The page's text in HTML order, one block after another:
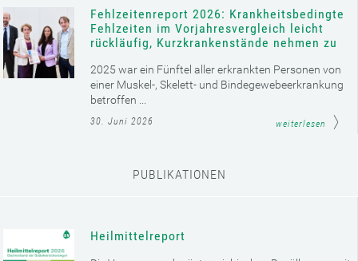
Fehlzeitenreport 2026: Krankheitsbedingte
Fehlzeiten im Vorjahresvergleich leicht
rückläufig, Kurzkrankenstände nehmen zu
2025 war ein Fünftel aller erkrankten Personen von
einer Muskel-, Skelett- und Bindegewebeerkrankung
betroffen ...
30. Juni 2026 weiterlesen
PUBLIKATIONEN
Heilmittelreport